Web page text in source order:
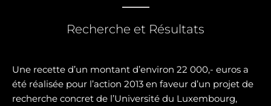
Recherche et Résultats
Une recette d’un montant d’environ 22 000,- euros a
été réalisée pour l’action 2013 en faveur d’un projet de
recherche concret de l’Université du Luxembourg,